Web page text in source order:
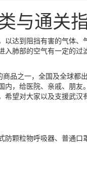
与通关
达到阻挡有害的气体
肺部的空气有一定的
品之一，全国及全球都
，给医院、亲戚、朋
望对大家以及支援武汉
颗粒物呼吸器、普通口